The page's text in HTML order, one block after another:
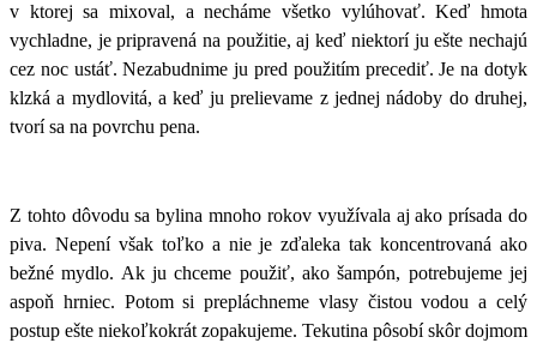
v ktorej sa mixoval, a necháme všetko vylúhovať. Keď hmota
vychladne, je pripravená na použitie, aj keď niektorí ju ešte nechajú
cez noc ustáť. Nezabudnime ju pred použitím precediť. Je na dotyk
klzká a mydlovitá, a keď ju prelievame z jednej nádoby do druhej,
tvorí sa na povrchu pena.
Z tohto dôvodu sa bylina mnoho rokov využívala aj ako prísada do
piva. Nepení však toľko a nie je zďaleka tak koncentrovaná ako
bežné mydlo. Ak ju chceme použiť, ako šampón, potrebujeme jej
aspoň hrniec. Potom si prepláchneme vlasy čistou vodou a celý
postup ešte niekoľkokrát zopakujeme. Tekutina pôsobí skôr dojmom